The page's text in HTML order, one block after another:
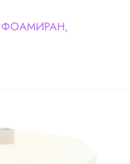
ФОАМИРАН,